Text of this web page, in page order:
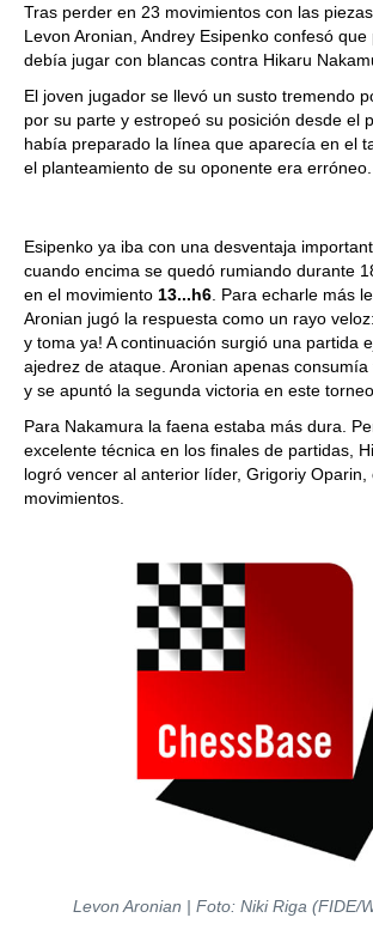
Tras perder en 23 movimientos con las
Levon Aronian, Andrey Esipenko confesó
debía jugar con blancas contra Hikaru
El joven jugador se llevó un susto tremendo
por su parte y estropeó su posición desde el
había preparado la línea que aparecía en el
el planteamiento de su oponente era erróneo.
Esipenko ya iba con una desventaja
cuando encima se quedó rumiando durante
en el movimiento 13...h6 . Para echarle más
Aronian jugó la respuesta como un rayo veloz:
y toma ya! A continuación surgió una partida
ajedrez de ataque. Aronian apenas
y se apuntó la segunda victoria en este torneo.
Para Nakamura la faena estaba más dura.
excelente técnica en los finales de partidas,
logró vencer al anterior líder, Grigoriy Oparin,
movimientos.
Levon Aronian | Foto: Niki Riga (FIDE/